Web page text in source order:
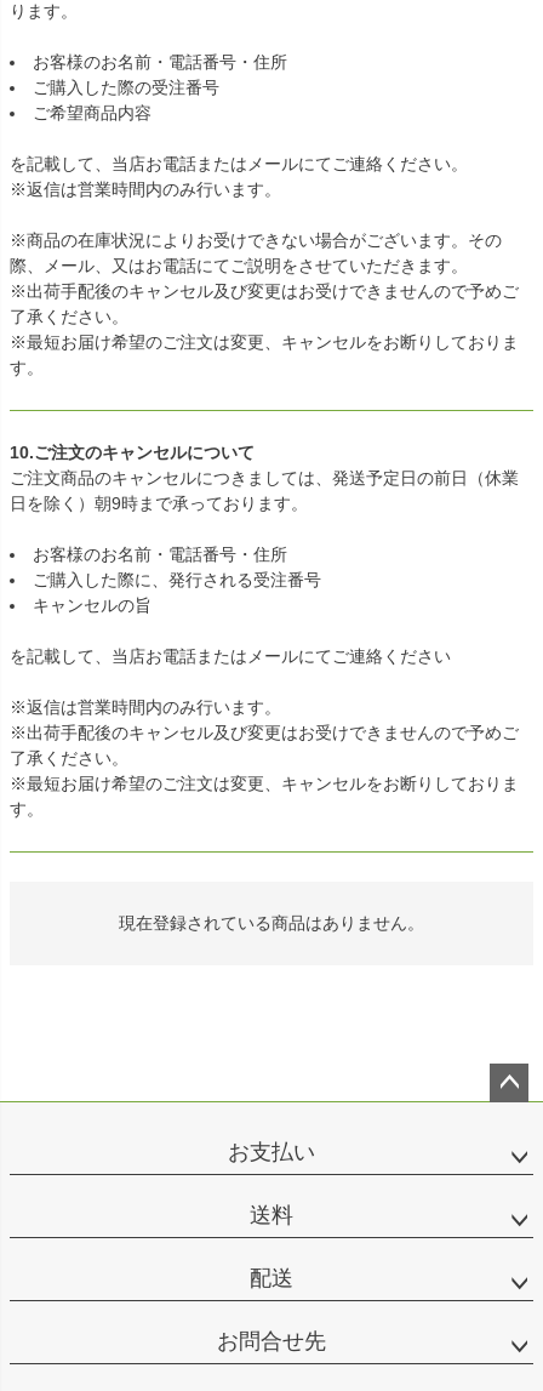
ります。
お客様のお名前・電話番号・住所
ご購入した際の受注番号
ご希望商品内容
を記載して、当店お電話またはメールにてご連絡ください。
※返信は営業時間内のみ行います。
※商品の在庫状況によりお受けできない場合がございます。その
際、メール、又はお電話にてご説明をさせていただきます。
※出荷手配後のキャンセル及び変更はお受けできませんので予めご
了承ください。
※最短お届け希望のご注文は変更、キャンセルをお断りしておりま
す。
10.ご注文のキャンセルについて
ご注文商品のキャンセルにつきましては、発送予定日の前日（休業
日を除く）朝9時まで承っております。
お客様のお名前・電話番号・住所
ご購入した際に、発行される受注番号
キャンセルの旨
を記載して、当店お電話またはメールにてご連絡ください
※返信は営業時間内のみ行います。
※出荷手配後のキャンセル及び変更はお受けできませんので予めご
了承ください。
※最短お届け希望のご注文は変更、キャンセルをお断りしておりま
す。
現在登録されている商品はありません。
お支払い
送料
配送
お問合せ先
ップ